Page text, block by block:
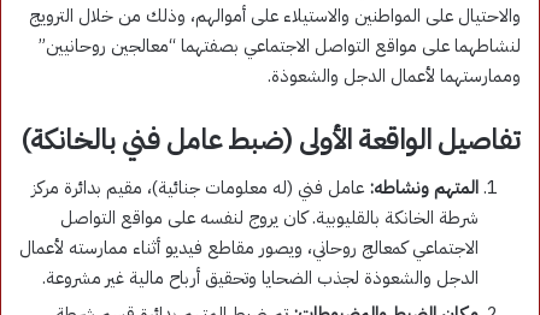
والاحتيال على المواطنين والاستيلاء على أموالهم، وذلك من خلال الترويج
لنشاطهما على مواقع التواصل الاجتماعي بصفتهما “معالجين روحانيين”
وممارستهما لأعمال الدجل والشعوذة.
تفاصيل الواقعة الأولى (ضبط عامل فني بالخانكة)
المتهم ونشاطه: عامل فني (له معلومات جنائية)، مقيم بدائرة مركز
شرطة الخانكة بالقليوبية. كان يروج لنفسه على مواقع التواصل
الاجتماعي كمعالج روحاني، ويصور مقاطع فيديو أثناء ممارسته لأعمال
الدجل والشعوذة لجذب الضحايا وتحقيق أرباح مالية غير مشروعة.